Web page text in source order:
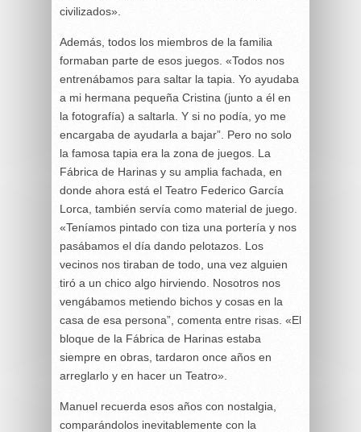
civilizados».
Además, todos los miembros de la familia
formaban parte de esos juegos. «Todos nos
entrenábamos para saltar la tapia. Yo ayudaba
a mi hermana pequeña Cristina (junto a él en
la fotografía) a saltarla. Y si no podía, yo me
encargaba de ayudarla a bajar”. Pero no solo
la famosa tapia era la zona de juegos. La
Fábrica de Harinas y su amplia fachada, en
donde ahora está el Teatro Federico García
Lorca, también servía como material de juego.
«Teníamos pintado con tiza una portería y nos
pasábamos el día dando pelotazos. Los
vecinos nos tiraban de todo, una vez alguien
tiró a un chico algo hirviendo. Nosotros nos
vengábamos metiendo bichos y cosas en la
casa de esa persona”, comenta entre risas. «El
bloque de la Fábrica de Harinas estaba
siempre en obras, tardaron once años en
arreglarlo y en hacer un Teatro».
Manuel recuerda esos años con nostalgia,
comparándolos inevitablemente con la